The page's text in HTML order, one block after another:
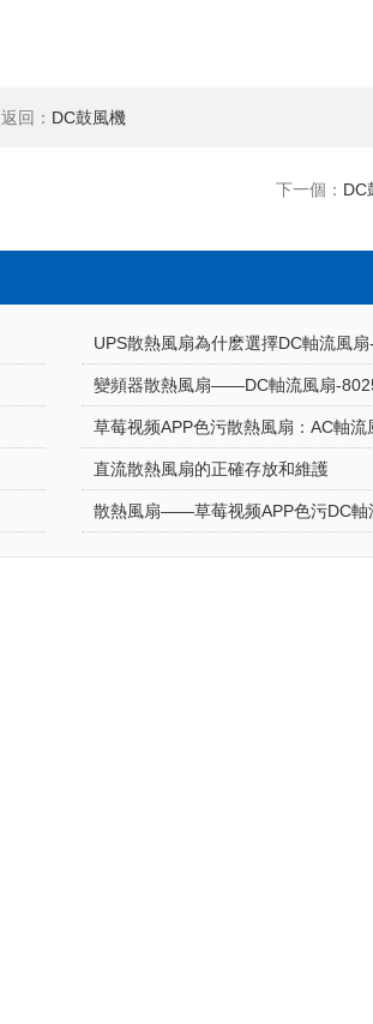
返回： DC鼓風機
下一個： DC
UPS散熱風扇為什麽選擇DC軸流風
變頻器散熱風扇——DC軸流風扇-
草莓视频APP色污散熱風扇：AC軸
直流散熱風扇的正確存放和維護